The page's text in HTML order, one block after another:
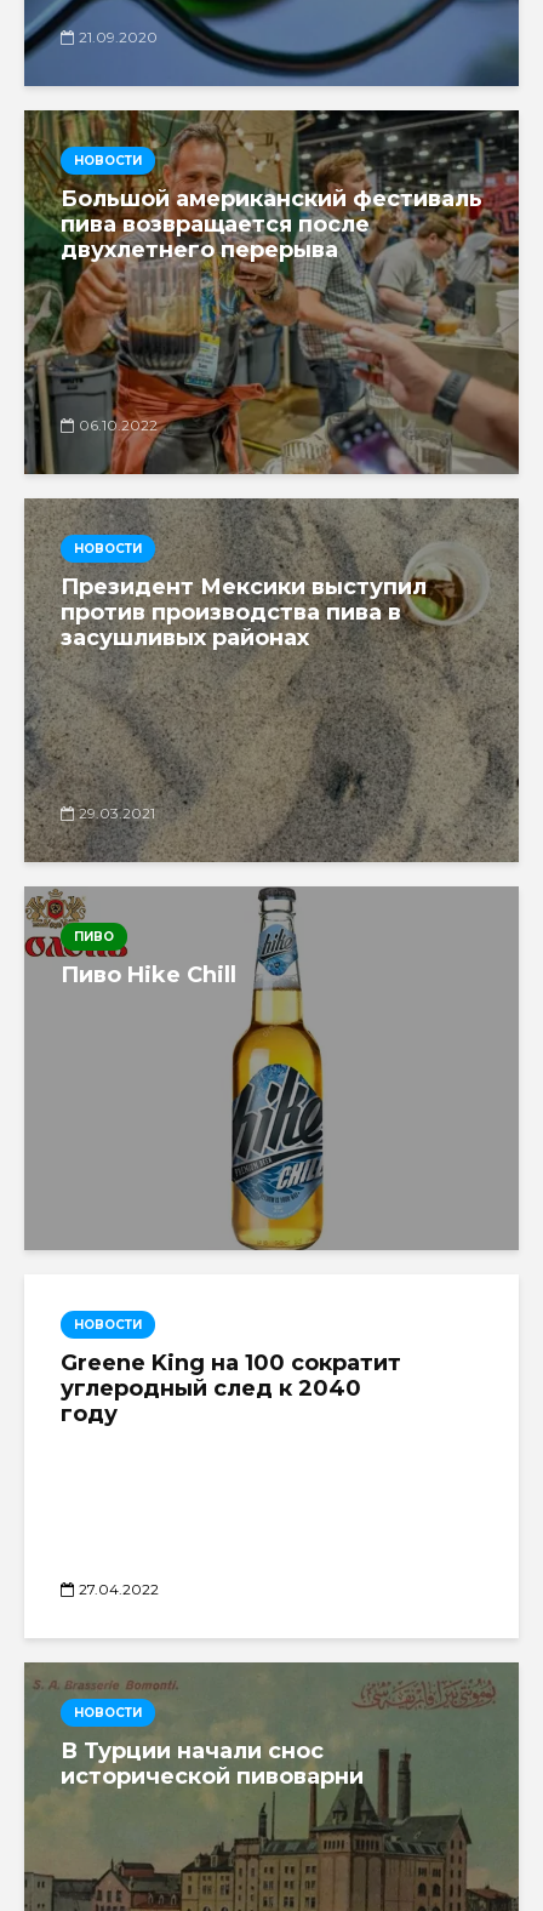
21.09.2020
НОВОСТИ
Большой американский фестиваль
пива возвращается после
двухлетнего перерыва
06.10.2022
НОВОСТИ
Президент Мексики выступил
против производства пива в
засушливых районах
29.03.2021
ПИВО
Пиво Hike Chill
НОВОСТИ
Greene King на 100 сократит
углеродный след к 2040
году
27.04.2022
НОВОСТИ
В Турции начали снос
исторической пивоварни